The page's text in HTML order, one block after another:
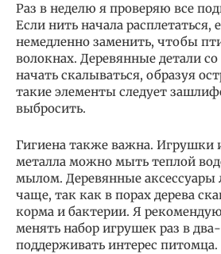
Раз в неделю я проверяю все
Если нить начала расплетаться,
немедленно заменить, чтобы
волокнах. Деревянные детали
начать скалываться, образуя
такие элементы следует
выбросить.
Гигиена также важна. Игрушки
металла можно мыть теплой
мылом. Деревянные аксессуары
чаще, так как в порах дерева
корма и бактерии. Я
менять набор игрушек раз в
поддерживать интерес питомца.